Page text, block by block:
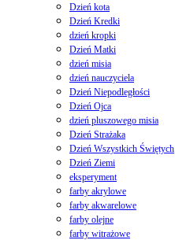
Dzień kota
Dzień Kredki
dzień kropki
Dzień Matki
dzień misia
dzień nauczyciela
Dzień Niepodległości
Dzień Ojca
dzień pluszowego misia
Dzień Strażaka
Dzień Wszystkich Świętych
Dzień Ziemi
eksperyment
farby akrylowe
farby akwarelowe
farby olejne
farby witrażowe